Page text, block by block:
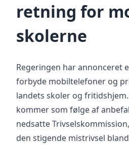
retning for
skolerne
Regeringen har annonceret
forbyde mobiltelefoner og
landets skoler og
kommer som følge af
nedsatte
den stigende mistrivsel